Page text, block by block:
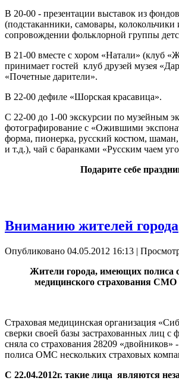
В 20-00 - презентации выставок из
(подстаканники, самовары, колокольчики
сопровождении фольклорной группы
В 21-00 вместе с хором «Натали» (клуб
принимает гостей клуб друзей музея
«Почетные дарители».
В 22-00 дефиле «Шорская красавица».
С 22-00 до 1-00 экскурсии по музейным
фотографирование с «Ожившими
форма, пионерка, русский костюм, шаман,
и т.д.), чай с баранками «Русским чаем
Подарите себе
Вниманию жителей города
Опубликовано 04.05.2012 16:13 |
Жители города, имеющих полиса
медицинского страхования
Страховая медицинская организация
сверки своей базы застрахованных лиц с
сняла со страхования 28209
полиса ОМС нескольких страховых
С 22.04.2012г. такие лица являются